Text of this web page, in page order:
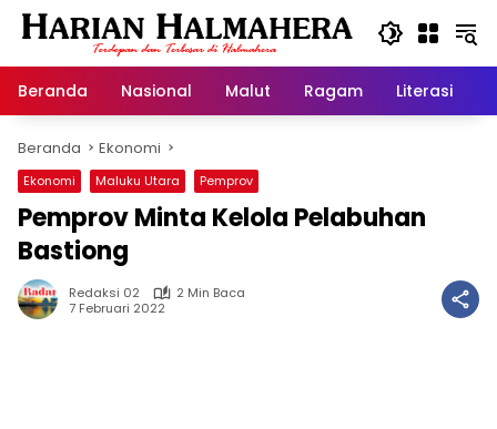
Langsung
Beranda
Nasional Malut Ragam Literasi
Beranda Ekonomi
Ekonomi Maluku Utara Pemprov
Pemprov Minta Kelola Pelabuhan
Bastiong
Redaksi 02
2 Min Baca
7 Februari 2022